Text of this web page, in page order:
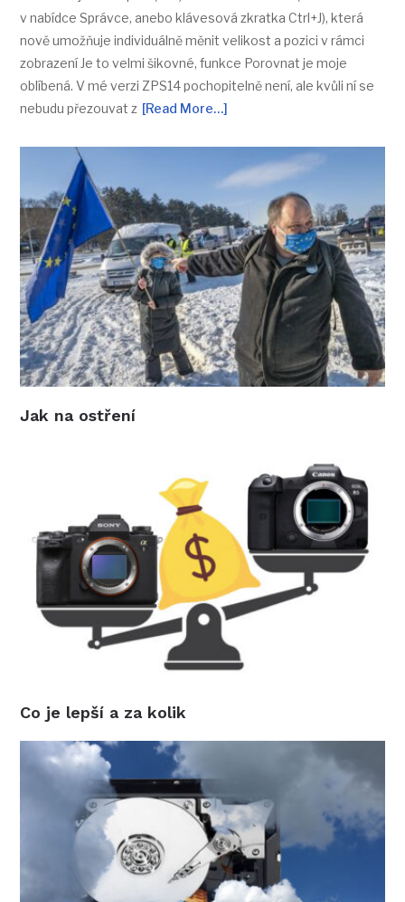
v nabídce Správce, anebo klávesová zkratka Ctrl+J), která
nově umožňuje individuálně měnit velikost a pozici v rámci
zobrazení Je to velmi šikovné, funkce Porovnat je moje
oblíbená. V mé verzi ZPS14 pochopitelně není, ale kvůli ní se
nebudu přezouvat z [Read More…]
Jak na ostření
Co je lepší a za kolik